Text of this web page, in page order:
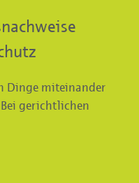
Dinge miteinander
gerichtlichen